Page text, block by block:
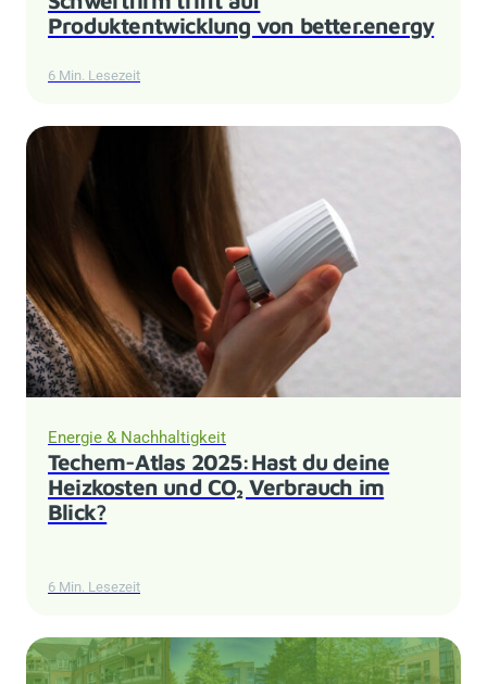
Produktentwicklung von better.energy
6 Min. Lesezeit
Energie & Nachhaltigkeit
Techem-Atlas 2025:Hast du deine
Heizkosten und CO₂ Verbrauch im
Blick?
6 Min. Lesezeit